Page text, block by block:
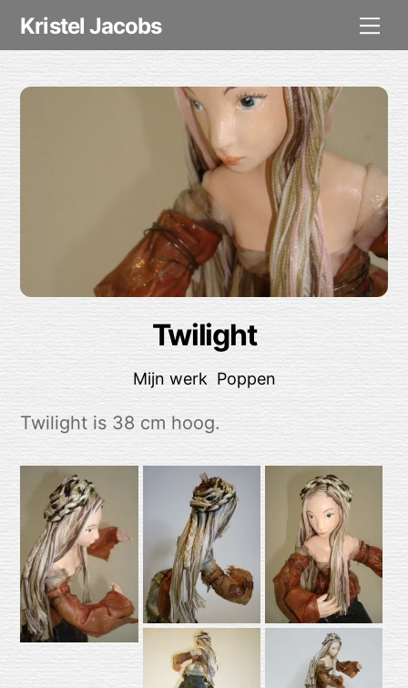
Skip
content
Kristel Jacobs
Twilight
Mijn werk, Poppen
Twilight is 38 cm hoog.